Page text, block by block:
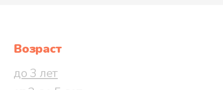
Возраст
до 3 лет